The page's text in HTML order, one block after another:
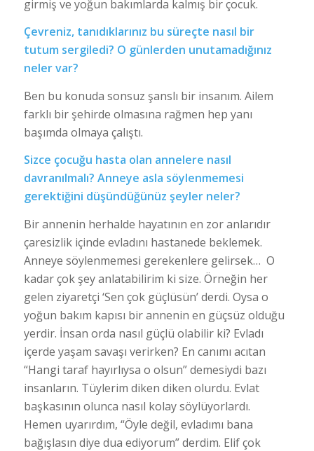
girmiş ve yoğun bakımlarda kalmış bir çocuk.
Çevreniz, tanıdıklarınız bu süreçte nasıl bir
tutum sergiledi? O günlerden unutamadığınız
neler var?
Ben bu konuda sonsuz şanslı bir insanım. Ailem
farklı bir şehirde olmasına rağmen hep yanı
başımda olmaya çalıştı.
Sizce çocuğu hasta olan annelere nasıl
davranılmalı? Anneye asla söylenmemesi
gerektiğini düşündüğünüz şeyler neler?
Bir annenin herhalde hayatının en zor anlarıdır
çaresizlik içinde evladını hastanede beklemek.
Anneye söylenmemesi gerekenlere gelirsek… O
kadar çok şey anlatabilirim ki size. Örneğin her
gelen ziyaretçi ‘Sen çok güçlüsün’ derdi. Oysa o
yoğun bakım kapısı bir annenin en güçsüz olduğu
yerdir. İnsan orda nasıl güçlü olabilir ki? Evladı
içerde yaşam savaşı verirken? En canımı acıtan
“Hangi taraf hayırlıysa o olsun” demesiydi bazı
insanların. Tüylerim diken diken olurdu. Evlat
başkasının olunca nasıl kolay söylüyorlardı.
Hemen uyarırdım, “Öyle değil, evladımı bana
bağışlasın diye dua ediyorum” derdim. Elif çok